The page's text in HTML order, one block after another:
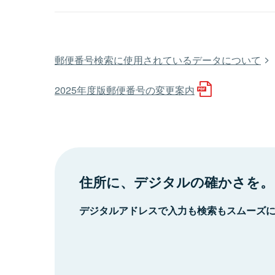
郵便番号検索に使用されているデータについて
2025年度版郵便番号の変更案内
住所に、デジタルの確かさを。
デジタルアドレスで入力も検索もスムーズ